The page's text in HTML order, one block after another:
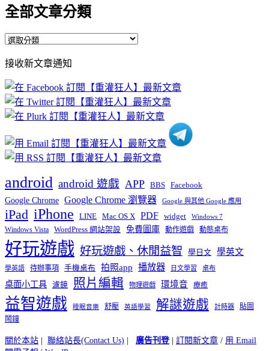
全部文章分類
全
文
章
分
類
接收新文章通知
android android 遊戲 APP BBS Facebook
Google Chrome Google Chrome 瀏覽器 Google 與其他 Google 應用
iPad iPhone LINE Mac OS X PDF widget Windows 7
Windows Vista WordPress 網站架設 免費圖庫 動作遊戲 動態桌布
好玩遊戲 好玩遊戲、休閒益智 學日文 學英文
學英語 待辦事項 手機桌布 拍照app 播放器 日文學習 桌布
桌面小工具 濾鏡 照片編輯 物理遊戲 環境音 療癒
益智遊戲 睡眠音樂 舒壓 英語學習 解謎遊戲 計時器
貼圖
鬧鐘
關於本站 聯絡站長(Contact Us) 廣告刊登| 訂閱新文章 / 用 Email